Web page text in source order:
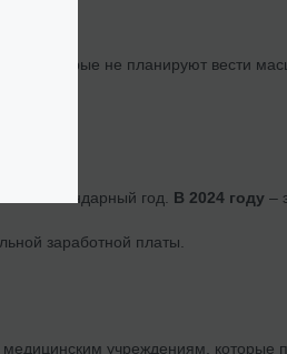
которые не планируют вести
на календарный год. В 2024 году –
заработной платы.
учреждениям, которые